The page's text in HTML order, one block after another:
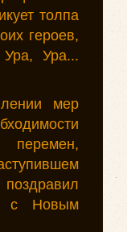
толпа
героев,
Ура...
мер
с Новым